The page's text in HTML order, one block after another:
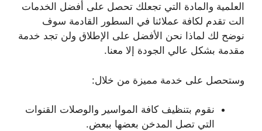
العلمية والمادة التي تجعلك تحصل على أفضل الخدمات
الت تقدم لكافة عملائنا في السطور القادمة سوف
نوضح لك لماذا نحن الأفضل على الإطلاق ولن تجد خدمة
مقدمة بشكل عالي الجودة إلا معنا.
وستحصل على خدمة مميزة من خلال:
نقوم بتنظيف كافة المواسير والوصلات القنوات
التي تصل المدخن بعضها ببعض.